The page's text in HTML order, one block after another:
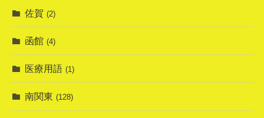
佐賀 (2)
函館 (4)
医療用語 (1)
南関東 (128)